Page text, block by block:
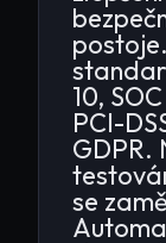
10,
PCI-
GDPR.
se